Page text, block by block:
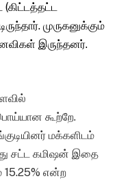
முருகனுக்கும்
இருந்தனர்.
கூற்றே.
மக்களிடம்
சட்ட கமிஷன் இதை
15.25% என்ற